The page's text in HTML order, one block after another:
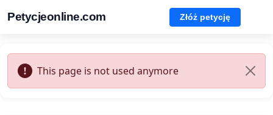
Petycjeonline.com Złóż petycję
This page is not used anymore